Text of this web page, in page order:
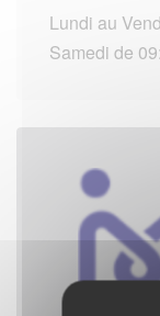
Lundi au
Samedi de